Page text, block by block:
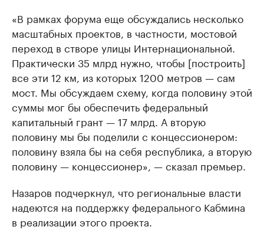
«В рамках форума еще обсуждались несколько
масштабных проектов, в частности, мостовой
переход в створе улицы Интернациональной.
Практически 35 млрд нужно, чтобы [построить]
все эти 12 км, из которых 1200 метров — сам
мост. Мы обсуждаем схему, когда половину этой
суммы мог бы обеспечить федеральный
капитальный грант — 17 млрд. А вторую
половину мы бы поделили с концессионером:
половину взяла бы на себя республика, а вторую
половину — концессионер», — сказал премьер.
Назаров подчеркнул, что региональные власти
надеются на поддержку федерального Кабмина
в реализации этого проекта.